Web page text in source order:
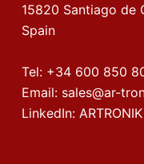
15820 Santiago de
Spain
Tel: +34 600 850
Email: sales@ar-
LinkedIn: